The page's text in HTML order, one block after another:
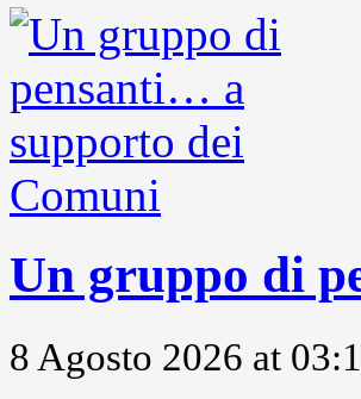
Un gruppo di
8 Agosto 2026 at